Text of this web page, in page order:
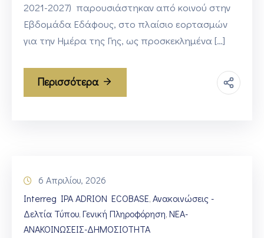
2021-2027) παρουσιάστηκαν από κοινού στην
Εβδομάδα Εδάφους, στο πλαίσιο εορτασμών
για την Ημέρα της Γης, ως προσκεκλημένα […]
Περισσότερα
6 Απριλίου, 2026
Interreg IPA ADRION ECOBASE‚ Ανακοινώσεις -
Δελτία Τύπου‚ Γενική Πληροφόρηση‚ ΝΕΑ-
ΑΝΑΚΟΙΝΩΣΕΙΣ-ΔΗΜΟΣΙΟΤΗΤΑ